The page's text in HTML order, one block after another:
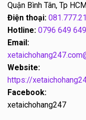
Quận Bình Tân, Tp HCM
Điện thoại:
Hotline: 0796 649 649
Email:
Website:
https://
Facebook:
xetaichohang247